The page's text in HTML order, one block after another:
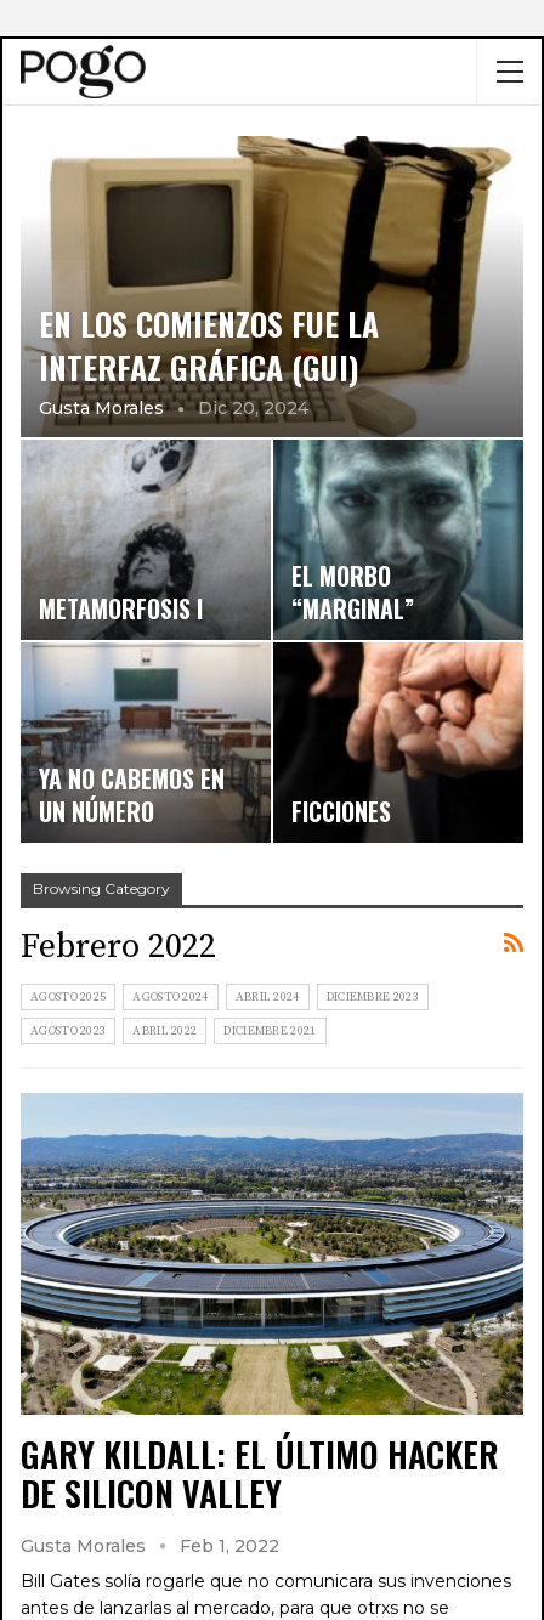
EN LOS COMIENZOS FUE LA
INTERFAZ GRÁFICA (GUI)
Gusta Morales Dic 20, 2024
METAMORFOSIS I
EL MORBO
“MARGINAL”
YA NO CABEMOS EN
UN NÚMERO
FICCIONES
Browsing Category
Febrero 2022
AGOSTO 2025 AGOSTO 2024 ABRIL 2024 DICIEMBRE 2023
AGOSTO 2023 ABRIL 2022 DICIEMBRE 2021
GARY KILDALL: EL ÚLTIMO HACKER
DE SILICON VALLEY
Gusta Morales
Feb 1, 2022
Bill Gates solía rogarle que no comunicara sus invenciones
antes de lanzarlas al mercado, para que otrxs no se